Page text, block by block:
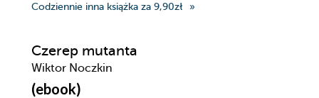
Codziennie inna książka za 9,90zł
Czerep mutanta
Wiktor Noczkin
(ebook)